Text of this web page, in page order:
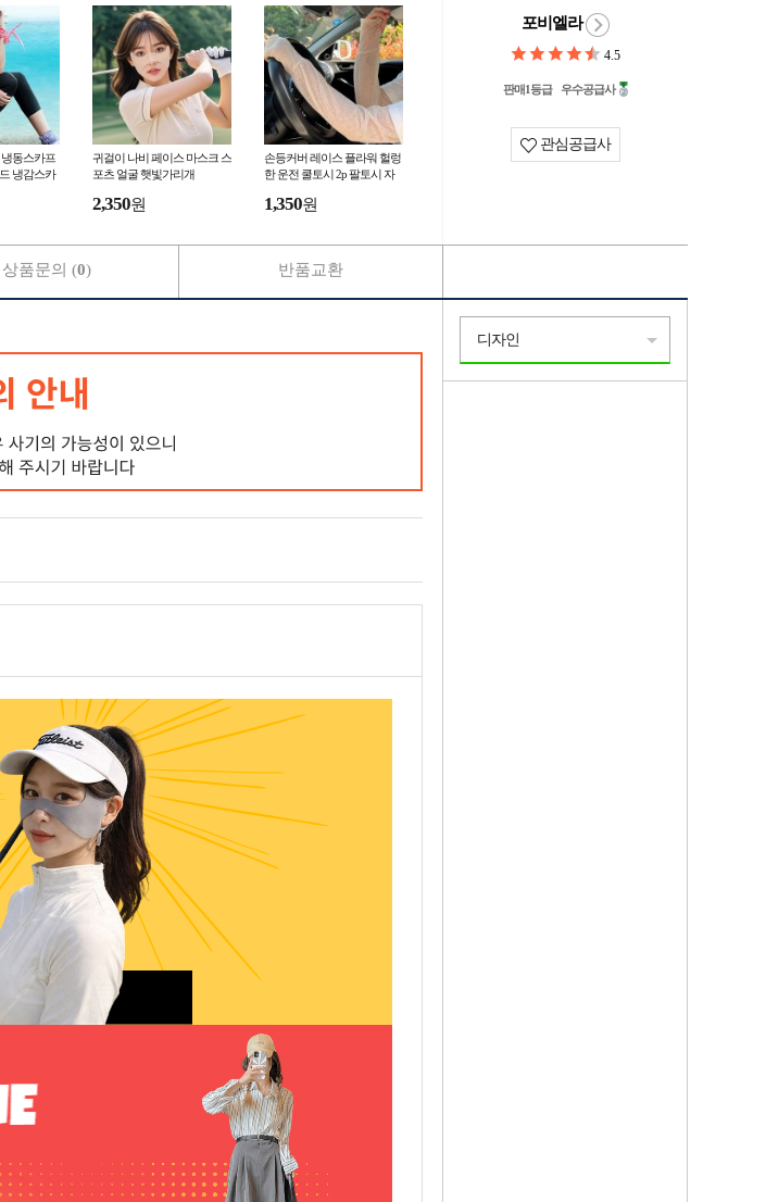
동스카프
냉감스카
귀걸이 나비 페이스 마스크 스
포츠 얼굴 햇빛가리개
2,350원
손등커버 레이스 플라워 헐렁
한 운전 쿨토시 2p 팔토시 자
1,350원
포비엘라
4.5
판매1등급 우수공급사
관심공급사
상품문의 (0) 반품교환
디자인